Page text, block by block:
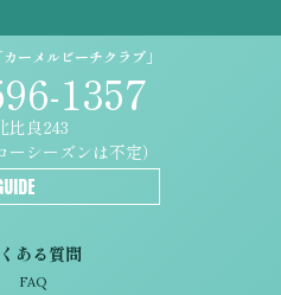
ある質問
FAQ
ーメルビーチクラブ」
1357
比良243
シーズンは不定）